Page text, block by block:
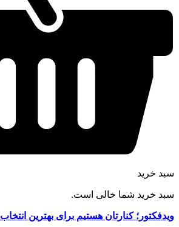
سبد خرید
سبد خرید شما خالی است.
ویدفکتور؛ کنارتان هستیم برای بهترین انتخاب